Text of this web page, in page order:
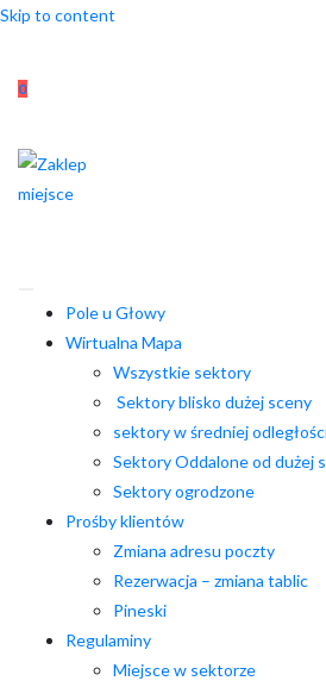
Skip to content
0
Pole u Głowy
Wirtualna Mapa
Wszystkie sektory
Sektory blisko dużej sceny
sektory w średniej
Sektory Oddalone od dużej
Sektory ogrodzone
Prośby klientów
Zmiana adresu poczty
Rezerwacja – zmiana tablic
Pineski
Regulaminy
Miejsce w sektorze